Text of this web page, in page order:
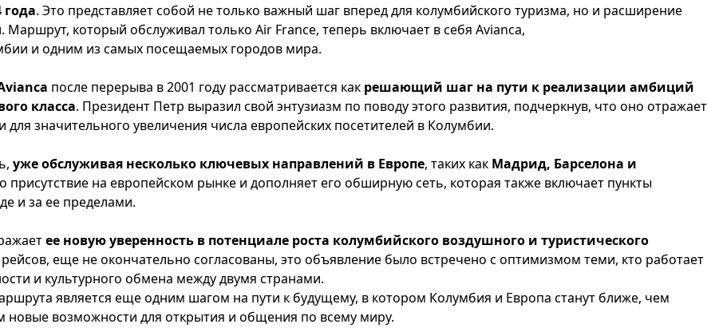
. Это представляет собой не только важный шаг вперед для колумбийского туризма, но и расширение
который обслуживал только Air France, теперь включает в себя Avianca,
и одним из самых посещаемых городов мира.
после перерыва в 2001 году рассматривается как решающий шаг на пути к реализации амбиций
класса. Президент Петр выразил свой энтузиазм по поводу этого развития, подчеркнув, что оно отражает
значительного увеличения числа европейских посетителей в Колумбии.
уже обслуживая несколько ключевых направлений в Европе, таких как Мадрид, Барселона и
на европейском рынке и дополняет его обширную сеть, которая также включает пункты
и за ее пределами.
ее новую уверенность в потенциале роста колумбийского воздушного и туристического
еще не окончательно согласованы, это объявление было встречено с оптимизмом теми, кто работает
и культурного обмена между двумя странами.
является еще одним шагом на пути к будущему, в котором Колумбия и Европа станут ближе, чем
новые возможности для открытия и общения по всему миру.